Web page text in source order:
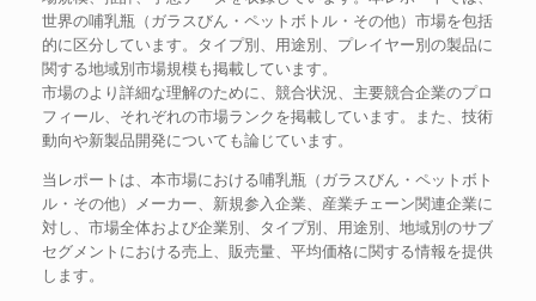
世界の哺乳瓶（ガラスびん・ペットボトル・その他）市場を包括
的に区分しています。タイプ別、用途別、プレイヤー別の製品に
関する地域別市場規模も掲載しています。
市場のより詳細な理解のために、競合状況、主要競合企業のプロ
フィール、それぞれの市場ランクを掲載しています。また、技術
動向や新製品開発についても論じています。
当レポートは、本市場における哺乳瓶（ガラスびん・ペットボト
ル・その他）メーカー、新規参入企業、産業チェーン関連企業に
対し、市場全体および企業別、タイプ別、用途別、地域別のサブ
セグメントにおける売上、販売量、平均価格に関する情報を提供
します。